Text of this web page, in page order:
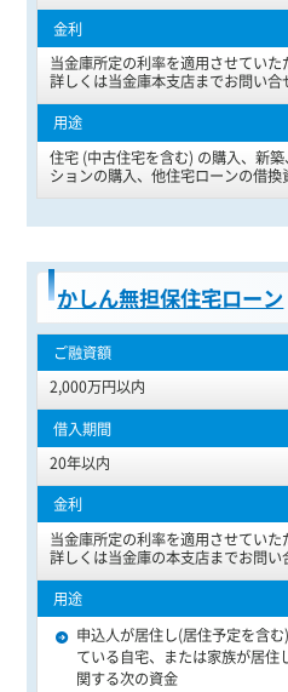
当金庫所定の利率を適用させていた
詳しくは当金庫本支店までお問い合
住宅 (中古住宅を含む) の購入、新
ションの購入、他住宅ローンの借換
かしん無担保住宅ローン
2,000万円以内
20年以内
当金庫所定の利率を適用させていた
詳しくは当金庫の本支店までお問い
申込人が居住し(居住予定を含
ている自宅、または家族が居住
関する次の資金